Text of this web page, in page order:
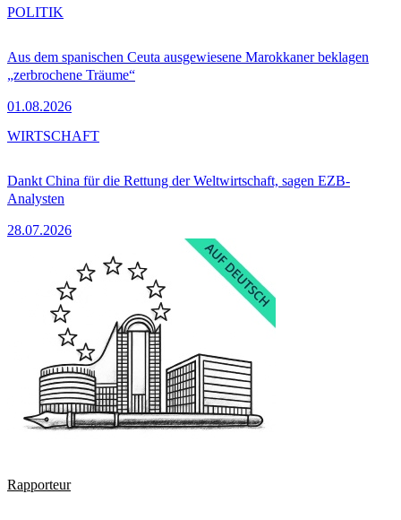
Aus dem spanischen Ceuta ausgewiesene Marokkaner beklagen
„zerbrochene Träume“
01.08.2026
POLITIK
Dankt China für die Rettung der Weltwirtschaft, sagen EZB-
Analysten
28.07.2026
WIRTSCHAFT
Rapporteur